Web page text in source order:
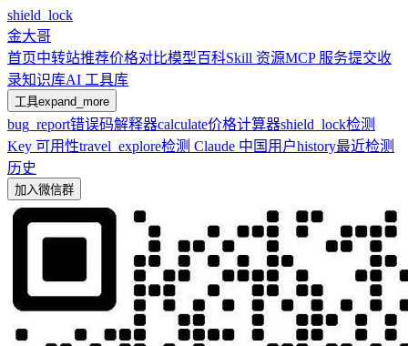
shield_lock
金大哥
首页中转站推荐价格对比模型百科Skill 资源MCP 服务提交收
录知识库AI 工具库
工具expand_more
bug_report错误码解释器calculate价格计算器shield_lock检测
Key 可用性travel_explore检测 Claude 中国用户history最近检测
历史
加入微信群